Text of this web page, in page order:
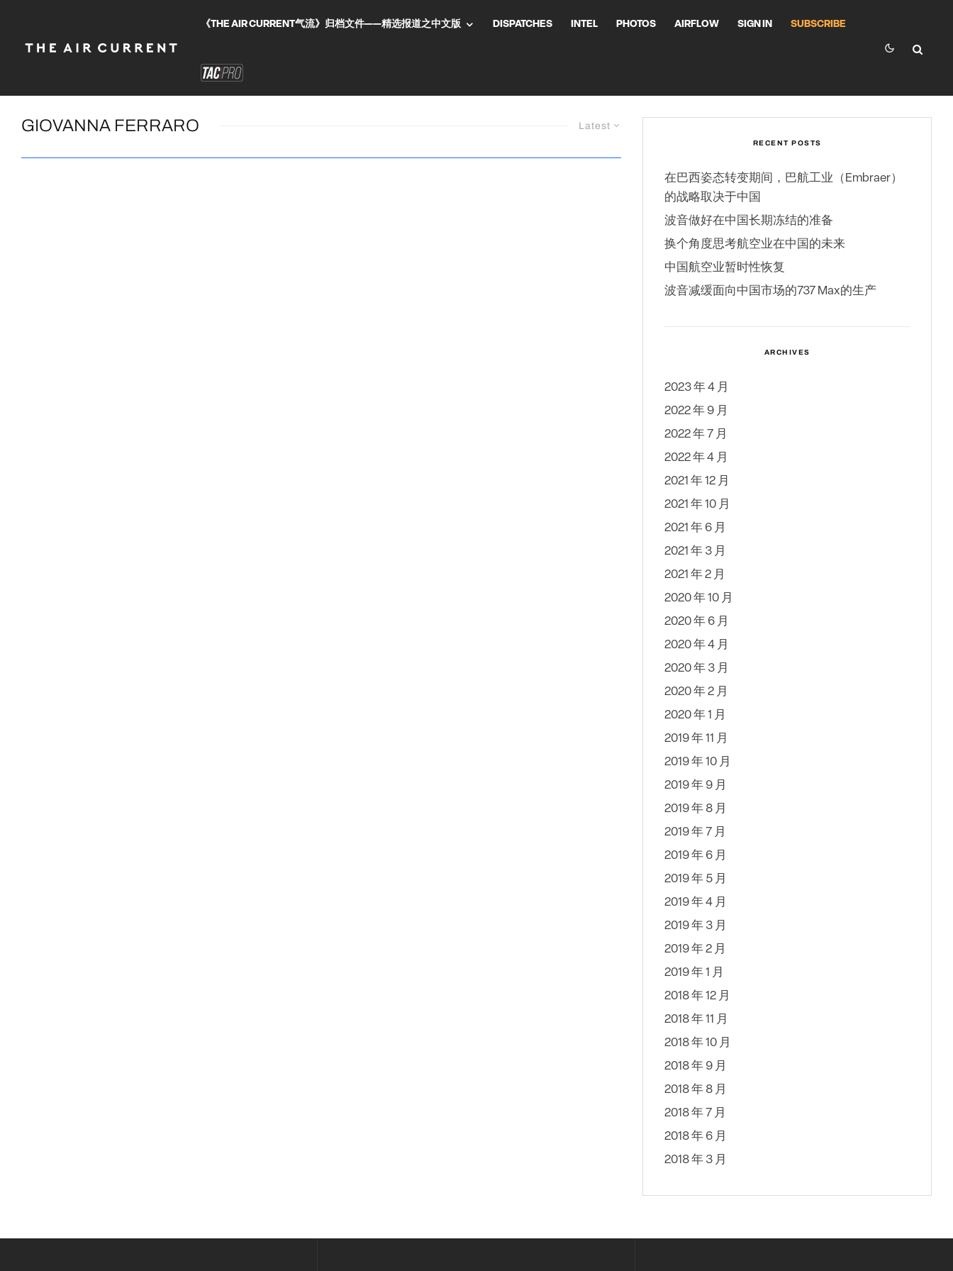
《THE AIR CURRENT气流》归档文件——精选报道之中文版 DISPATCHES INTEL PHOTOS AIRFLOW SIGN IN SUBSCRIBE
Latest
GIOVANNA FERRARO
RECENT POSTS
在巴西姿态转变期间，巴航工业（Embraer）
的战略取决于中国
波音做好在中国长期冻结的准备
换个角度思考航空业在中国的未来
中国航空业暂时性恢复
波音减缓面向中国市场的737 Max的生产
ARCHIVES
2023 年 4 月
2022 年 9 月
2022 年 7 月
2022 年 4 月
2021 年 12 月
2021 年 10 月
2021 年 6 月
2021 年 3 月
2021 年 2 月
2020 年 10 月
2020 年 6 月
2020 年 4 月
2020 年 3 月
2020 年 2 月
2020 年 1 月
2019 年 11 月
2019 年 10 月
2019 年 9 月
2019 年 8 月
2019 年 7 月
2019 年 6 月
2019 年 5 月
2019 年 4 月
2019 年 3 月
2019 年 2 月
2019 年 1 月
2018 年 12 月
2018 年 11 月
2018 年 10 月
2018 年 9 月
2018 年 8 月
2018 年 7 月
2018 年 6 月
2018 年 3 月